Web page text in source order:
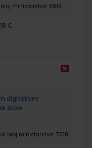
ministarstva: 6914
€
digitalnim
škole
broj ministarstva: 7018